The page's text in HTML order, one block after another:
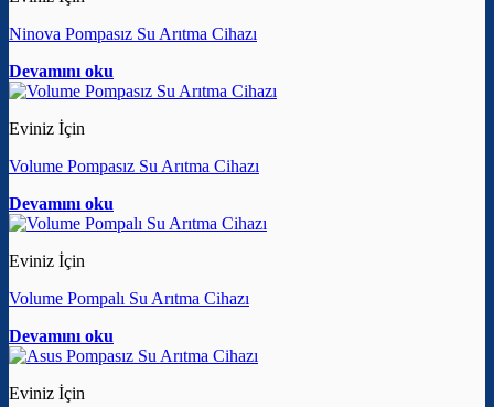
Ninova Pompasız Su Arıtma Cihazı
Devamını oku
Eviniz İçin
Volume Pompasız Su Arıtma Cihazı
Devamını oku
Eviniz İçin
Volume Pompalı Su Arıtma Cihazı
Devamını oku
Eviniz İçin